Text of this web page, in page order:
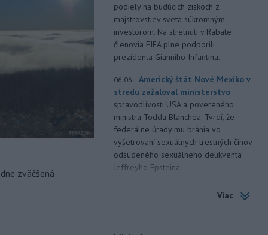
zväčšená
podiely na budúcich ziskoch z
majstrovstiev sveta súkromným
investorom. Na stretnutí v Rabate
členovia FIFA plne podporili
prezidenta Gianniho Infantina.
06:06 - Americký štát Nové Mexiko v
stredu zažaloval ministerstvo
spravodlivosti USA a povereného
ministra Todda Blanchea. Tvrdí, že
federálne úrady mu bránia vo
vyšetrovaní sexuálnych trestných činov
odsúdeného sexuálneho delikventa
Jeffreyho Epsteina.
ministerstva životného prostredia
Viac